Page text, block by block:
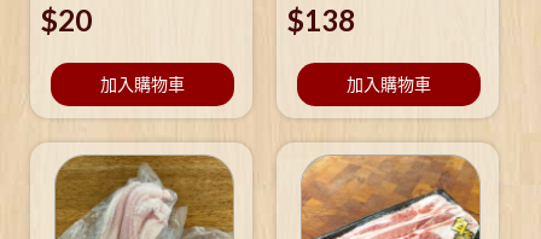
$20
加入購物車
$138
加入購物車